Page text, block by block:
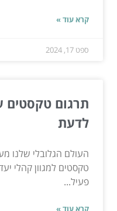
קרא עוד »
ספט 17, 2024
תרגום טקסטים
לדעת
העולם הגלובלי שלנו
טקסטים למגוון קהלי
פעיל...